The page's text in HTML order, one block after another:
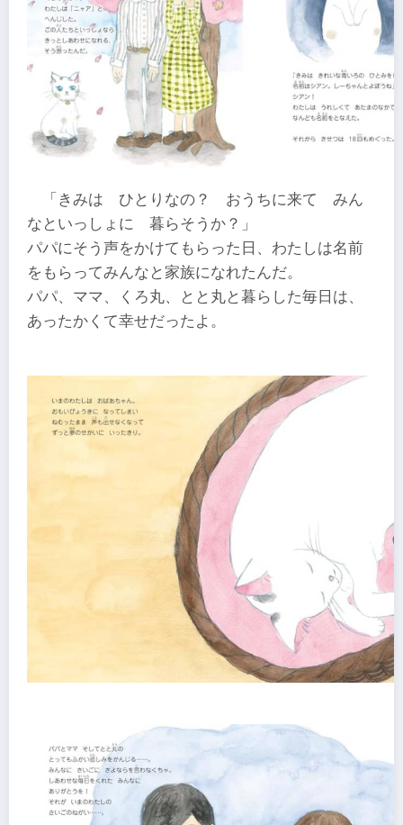
「きみは ひとりなの？ おうちに来て みん
なといっしょに 暮らそうか？」
パパにそう声をかけてもらった日、わたしは名前
をもらってみんなと家族になれたんだ。
パパ、ママ、くろ丸、とと丸と暮らした毎日は、
あったかくて幸せだったよ。